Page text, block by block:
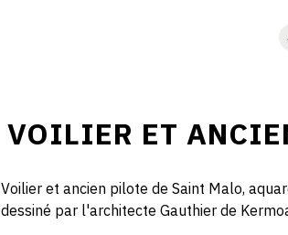
VOILIER ET
Voilier et ancien pilote de Saint Malo,
dessiné par l'architecte Gauthier de